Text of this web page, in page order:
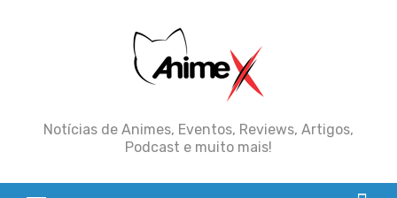
Notícias de Animes, Eventos, Reviews, Artigos,
Podcast e muito mais!